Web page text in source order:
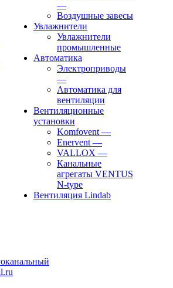
—
Воздушные завесы
Увлажнители
Увлажнители
промышленные
Автоматика
Электроприводы
—
Автоматика для
вентиляции
Вентиляционные
установки
Komfovent —
Enervent —
VALLOX —
Канальные
агрегаты VENTUS
N-type
Вентиляция Lindab